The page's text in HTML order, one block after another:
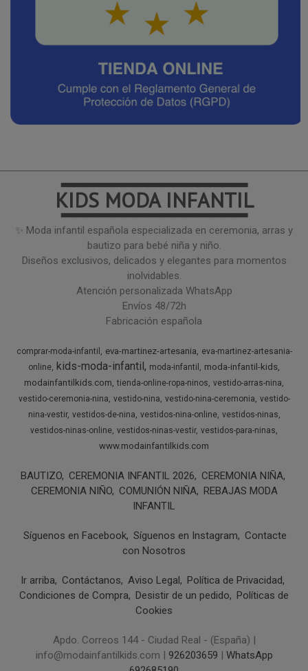
━━━━━━━━━━━━━━━
KIDS MODA INFANTIL
━━━━━━━━━━━━━━━
✨ Moda infantil española especializada en ceremonia, arras y
bautizo para bebé niña y niño.
Diseños exclusivos, delicados y elegantes para momentos
inolvidables.
Atención personalizada WhatsApp
Envíos 48/72h
Fabricación española
comprar-moda-infantil eva-martinez-artesania
eva-martinez-artesania-
online kids-moda-infantil moda-infantil
moda-infantil-kids
modainfantilkids.com tienda-online-ropa-ninos vestido-arras-nina
vestido-ceremonia-nina vestido-nina vestido-nina-ceremonia vestido-
nina-vestir vestidos-de-nina vestidos-nina-online vestidos-ninas
vestidos-ninas-online vestidos-ninas-vestir vestidos-para-ninas
www.modainfantilkids.com
BAUTIZO CEREMONIA INFANTIL 2026
CEREMONIA NIÑA
CEREMONIA NIÑO COMUNIÓN NIÑA REBAJAS MODA
INFANTIL
Síguenos en Facebook Síguenos en Instagram
Contacte
con Nosotros
Ir arriba Contáctanos Aviso Legal
Política de Privacidad
Condiciones de Compra
Desistir de un pedido
Políticas de
Cookies
Apdo. Correos 144 - Ciudad Real - (España) |
info@modainfantilkids.com | 926203659 | WhatsApp